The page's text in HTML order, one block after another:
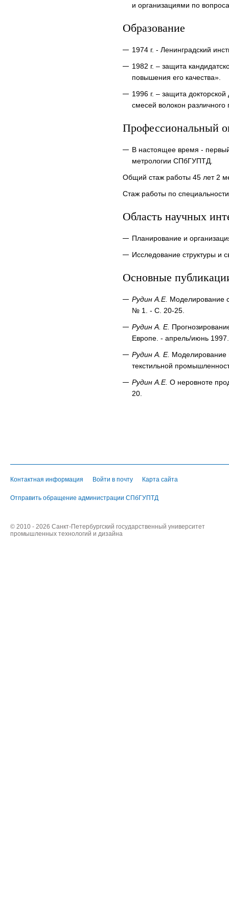
и организациями по
Образование
1974 г. - Ленинградский
1982 г. – защита
повышения его качества».
1996 г. – защита
смесей волокон
Профессиональный
В настоящее время -
метрологии СПбГУПТД.
Общий стаж работы 45 лет 2
Стаж работы по
Область научных
Планирование и
Исследование структуры и
Основные
Рудин А.Е. Моделирование
№ 1. - С. 20-25.
Рудин А. Е.
Европе. - апрель/июнь
Рудин А. Е. Моделирование
текстильной
Рудин А.Е. О неровноте
20.
Контактная информация Войти в почту Карта сайта
Отправить обращение администрации СПбГУПТД
© 2010 - 2026 Санкт-Петербургский государственный университет
промышленных технологий и дизайна